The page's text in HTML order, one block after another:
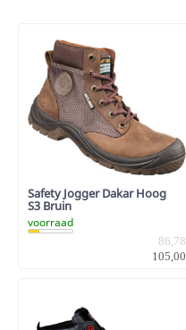
Safety Jogger Dakar Hoog
S3 Bruin
voorraad
86,78
105,00